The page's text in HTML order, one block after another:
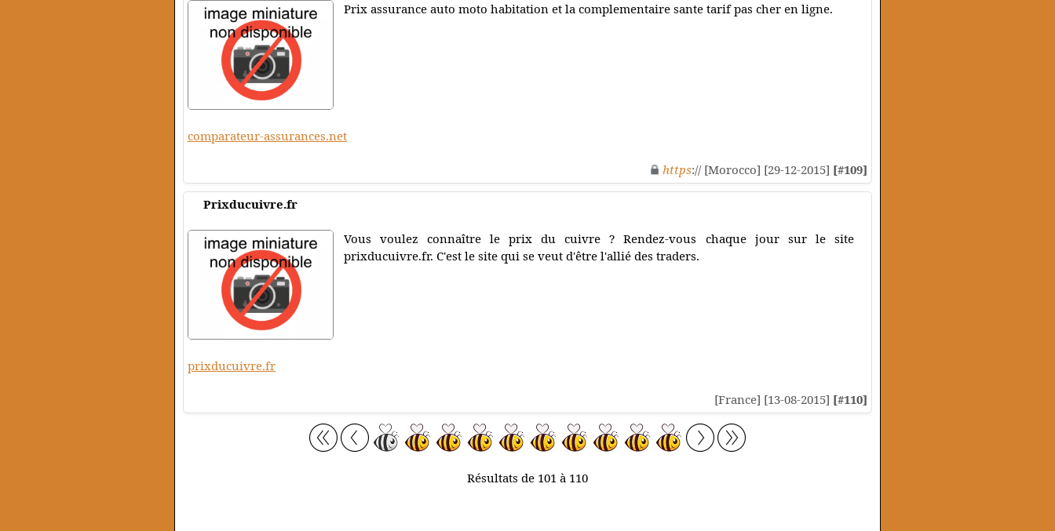
Prix assurance auto moto habitation et la complementaire sante tarif pas cher en ligne.
comparateur-assurances.net
https:// [Morocco] [29-12-2015] [#109]
Prixducuivre.fr
Vous voulez connaître le prix du cuivre ? Rendez-vous chaque jour sur le site
prixducuivre.fr. C'est le site qui se veut d'être l'allié des traders.
prixducuivre.fr
[France] [13-08-2015] [#110]
Résultats de 101 à 110